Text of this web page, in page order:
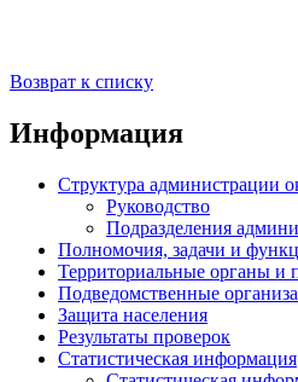
Возврат к списку
Информация
Структура администрации
Руководство
Подразделения
Полномочия, задачи и
Территориальные органы и
Подведомственные
Защита населения
Результаты проверок
Статистическая информация